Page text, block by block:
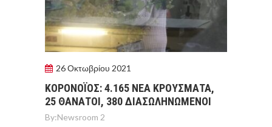
26 Οκτωβρίου 2021
ΚΟΡOΝΟΪOΣ: 4.165 ΝEΑ ΚΡΟYΣΜΑΤΑ,
25 ΘAΝΑΤΟΙ, 380 ΔΙΑΣΩΛΗΝΩΜEΝΟΙ
By:Newsroom 2